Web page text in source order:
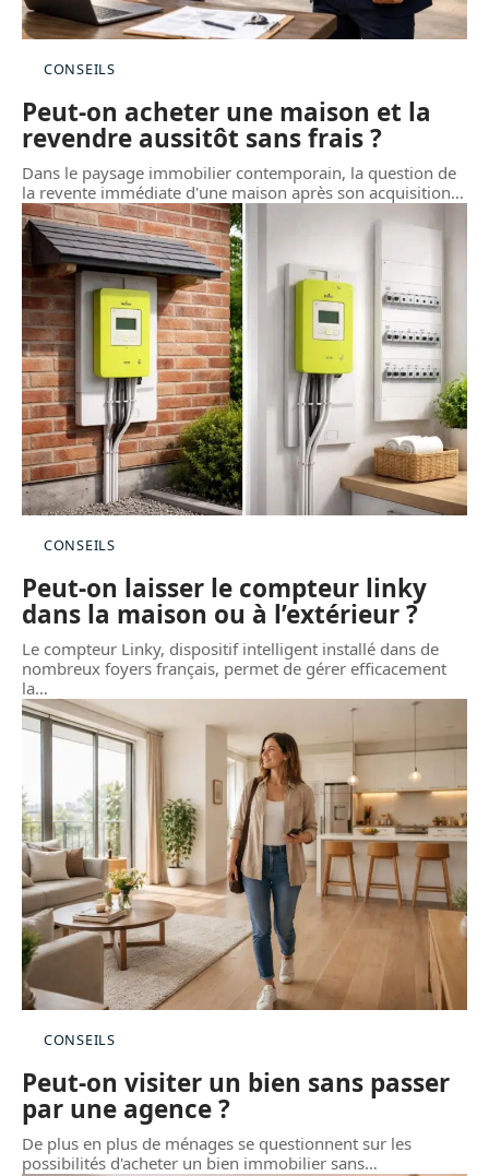
CONSEILS
Peut-on acheter une maison et la
revendre aussitôt sans frais ?
Dans le paysage immobilier contemporain, la question de
la revente immédiate d'une maison après son acquisition…
CONSEILS
Peut-on laisser le compteur linky
dans la maison ou à l’extérieur ?
Le compteur Linky, dispositif intelligent installé dans de
nombreux foyers français, permet de gérer efficacement
la…
CONSEILS
Peut-on visiter un bien sans passer
par une agence ?
De plus en plus de ménages se questionnent sur les
possibilités d'acheter un bien immobilier sans…